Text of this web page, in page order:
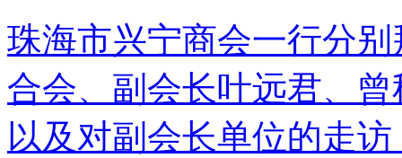
珠海市兴宁商会一行分
合会、副会长叶远君、
以及对副会长单位的走